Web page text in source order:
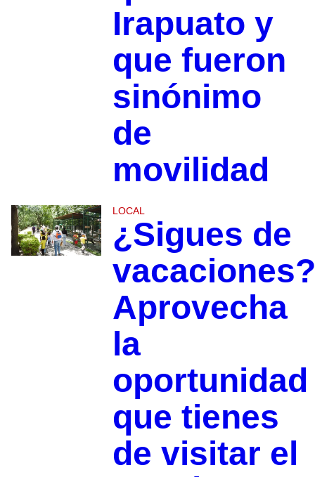
Irapuato y
que fueron
sinónimo
de
movilidad
LOCAL
¿Sigues de
vacaciones?
Aprovecha
la
oportunidad
que tienes
de visitar el